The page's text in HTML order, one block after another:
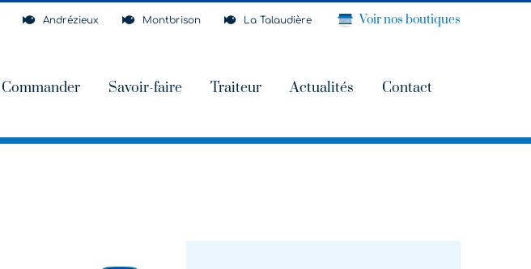
Andrézieux Montbrison La Talaudière Voir nos boutiques
Commander Savoir-faire Traiteur Actualités Contact